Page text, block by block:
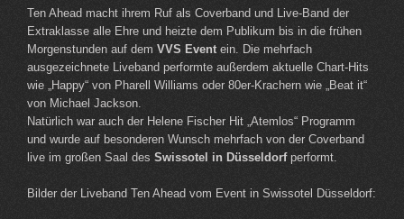
Ten Ahead macht ihrem Ruf als Coverband und Live-Band der
Extraklasse alle Ehre und heizte dem Publikum bis in die frühen
Morgenstunden auf dem VVS Eventein. Die mehrfach
ausgezeichnete Liveband performte außerdem aktuelle Chart-Hits
wie „Happy“ von Pharell Williams oder 80er-Krachern wie „Beat it“
von Michael Jackson.
Natürlich war auch der Helene Fischer Hit „Atemlos“ Programm
und wurde auf besonderen Wunsch mehrfach von der Coverband
live im großen Saal des Swissotel in Düsseldorfperformt.
Bilder der Liveband Ten Ahead vom Event in Swissotel Düsseldorf: